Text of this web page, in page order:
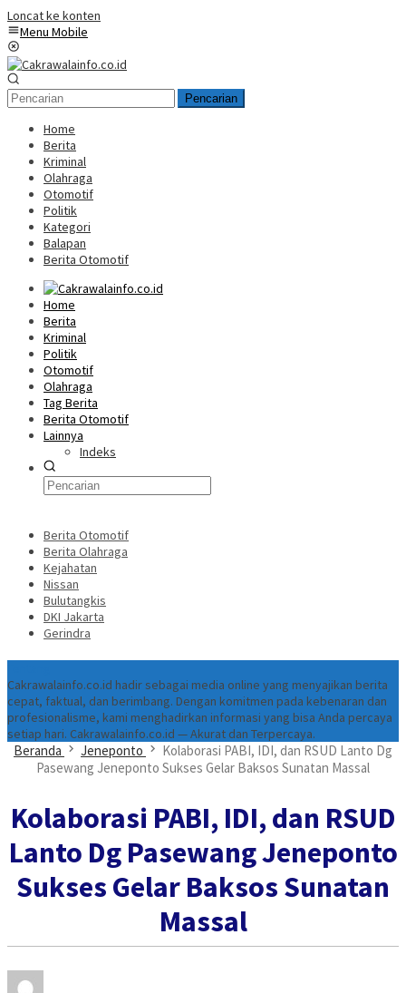
Loncat ke konten
Menu Mobile
Pencarian
Home
Berita
Kriminal
Olahraga
Otomotif
Politik
Kategori
Balapan
Berita Otomotif
Home
Berita
Kriminal
Politik
Otomotif
Olahraga
Tag Berita
Berita Otomotif
Lainnya
Indeks
Berita Otomotif
Berita Olahraga
Kejahatan
Nissan
Bulutangkis
DKI Jakarta
Gerindra
Cakrawalainfo.co.id hadir sebagai media online yang menyajikan berita
cepat, faktual, dan berimbang. Dengan komitmen pada kebenaran dan
profesionalisme, kami menghadirkan informasi yang bisa Anda percaya
setiap hari. Cakrawalainfo.co.id — Akurat dan Terpercaya.
Beranda Jeneponto
Kolaborasi PABI, IDI, dan RSUD Lanto Dg
Pasewang Jeneponto Sukses Gelar Baksos Sunatan Massal
Kolaborasi PABI, IDI, dan RSUD
Lanto Dg Pasewang Jeneponto
Sukses Gelar Baksos Sunatan
Massal